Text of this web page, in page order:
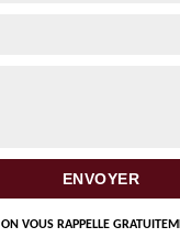
ON VOUS RAPPELLE